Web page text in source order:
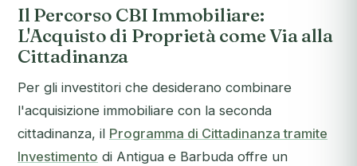
Il Percorso CBI Immobiliare:
L'Acquisto di Proprietà come Via alla
Cittadinanza
Per gli investitori che desiderano combinare
l'acquisizione immobiliare con la seconda
cittadinanza, il Programma di Cittadinanza tramite
Investimento di Antigua e Barbuda offre un